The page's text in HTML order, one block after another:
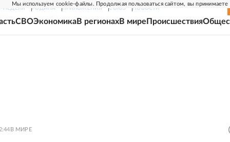
Мы используем cookie-файлы. Продолжая пользоваться сайтом, вы принимаете
НЕДЕЛЯ РОДИНА ПРИЛОЖЕНИЯ СОЮЗ НОВОСТИ
СВОЭкономикаВ регионахВ мире Происшествия
В МИРЕ